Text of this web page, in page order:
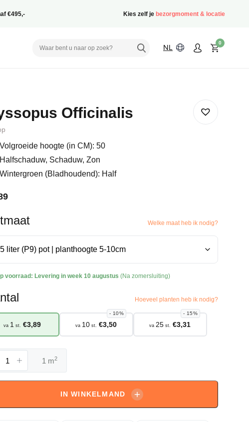
€495,- Kies zelf je bezorgmoment & locatie
NL
0
Officinalis
Volgroeide hoogte (in CM): 50
Halfschaduw, Schaduw, Zon
Wintergroen (Bladhoudend): Half
Welke maat heb ik nodig?
voorraad: Levering in week 10 augustus (Na zomersluiting)
Hoeveel planten heb ik nodig?
va 1 st. €3,89 va 10 st. €3,50
10%
va 25 st. €3,31
15%
m2
IN WINKELMAND